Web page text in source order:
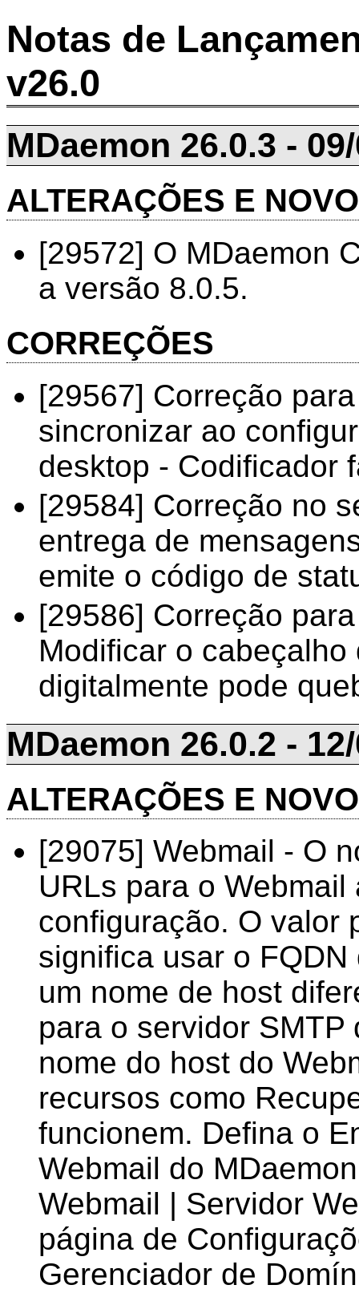
Notas de
v26.0
MDaemon 26.0.3 -
ALTERAÇÕES E
[29572] O MDaemon
a versão 8.0.5.
CORREÇÕES
[29567] Correção
sincronizar ao
desktop - Codificador
[29584] Correção no
entrega de
emite o código de
[29586] Correção
Modificar o
digitalmente pode
MDaemon 26.0.2 -
ALTERAÇÕES E
[29075] Webmail - O
URLs para o
configuração. O valor
significa usar o
um nome de host
para o servidor
nome do host do
recursos como
funcionem. Defina o
Webmail do
Webmail | Servidor
página de
Gerenciador de